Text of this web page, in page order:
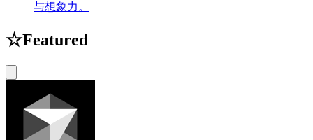
与想象力。
☆Featured